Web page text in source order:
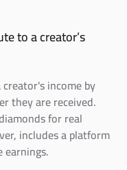
to a creator’s
income by
they are received.
for real
includes a platform
earnings.